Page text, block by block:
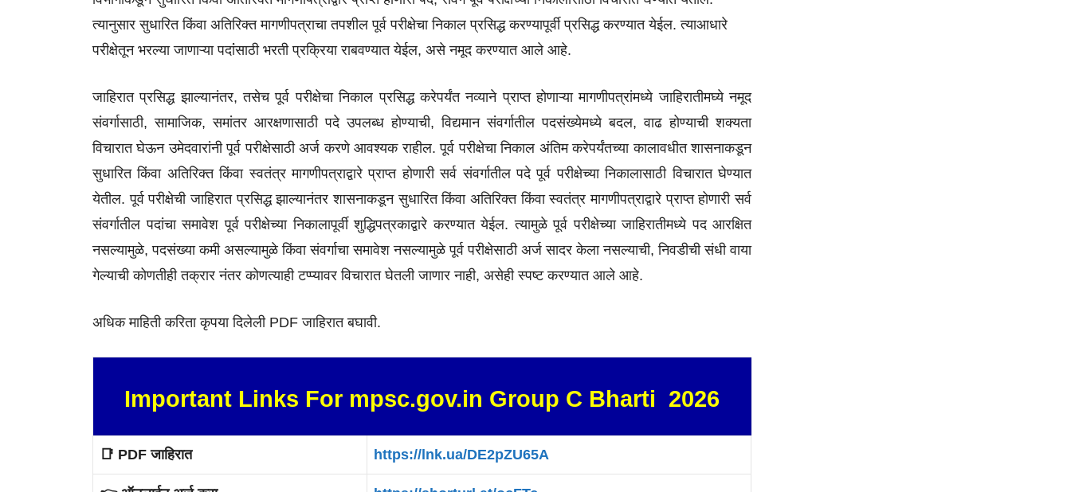
त्यानुसार सुधारित किंवा अतिरिक्त मागणीपत्राचा तपशील पूर्व परीक्षेचा निकाल प्रसिद्ध करण्यापूर्वी प्रसिद्ध करण्यात येईल. त्याआधारे
परीक्षेतून भरल्या जाणाऱ्या पदांंसाठी भरती प्रक्रिया राबवण्यात येईल, असे नमूद करण्यात आले आहे.
जाहिरात प्रसिद्ध झाल्यानंतर, तसेच पूर्व परीक्षेचा निकाल प्रसिद्ध करेपर्यंत नव्याने प्राप्त होणाऱ्या मागणीपत्रांमध्ये जाहिरातीमघ्ये नमूद
संवर्गासाठी, सामाजिक, समांतर आरक्षणासाठी पदे उपलब्ध होण्याची, विद्यमान संवर्गातील पदसंख्येमध्ये बदल, वाढ होण्याची शक्यता
विचारात घेऊन उमेदवारांनी पूर्व परीक्षेसाठी अर्ज करणे आवश्यक राहील. पूर्व परीक्षेचा निकाल अंतिम करेपर्यंतच्या कालावधीत शासनाकडून
सुधारित किंवा अतिरिक्त किंवा स्वतंत्र मागणीपत्राद्वारे प्राप्त होणारी सर्व संवर्गातील पदे पूर्व परीक्षेच्या निकालासाठी विचारात घेण्यात
येतील. पूर्व परीक्षेची जाहिरात प्रसिद्ध झाल्यानंतर शासनाकडून सुधारित किंवा अतिरिक्त किंवा स्वतंत्र मागणीपत्राद्वारे प्राप्त होणारी सर्व
संवर्गातील पदांचा समावेश पूर्व परीक्षेच्या निकालापूर्वी शुद्धिपत्रकाद्वारे करण्यात येईल. त्यामुळे पूर्व परीक्षेच्या जाहिरातीमध्ये पद आरक्षित
नसल्यामुळे, पदसंख्या कमी असल्यामुळे किंवा संवर्गाचा समावेश नसल्यामुळे पूर्व परीक्षेसाठी अर्ज सादर केला नसल्याची, निवडीची संधी वाया
गेल्याची कोणतीही तक्रार नंतर कोणत्याही टप्प्यावर विचारात घेतली जाणार नाही, असेही स्पष्ट करण्यात आले आहे.
अधिक माहिती करिता कृपया दिलेली PDF जाहिरात बघावी.
Important Links For mpsc.gov.in Group C Bharti 2026
📑 PDF जाहिरात https://lnk.ua/DE2pZU65A